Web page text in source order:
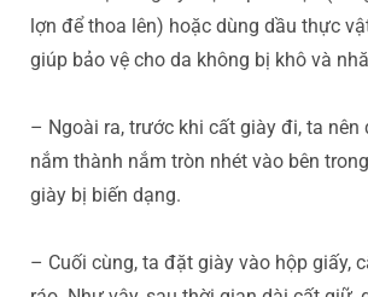
lợn để thoa lên) hoặc dùng dầu thực
giúp bảo vệ cho da không bị khô và
– Ngoài ra, trước khi cất giày đi, ta nên
nắm thành nắm tròn nhét vào bên
giày bị biến dạng.
– Cuối cùng, ta đặt giày vào hộp giấy,